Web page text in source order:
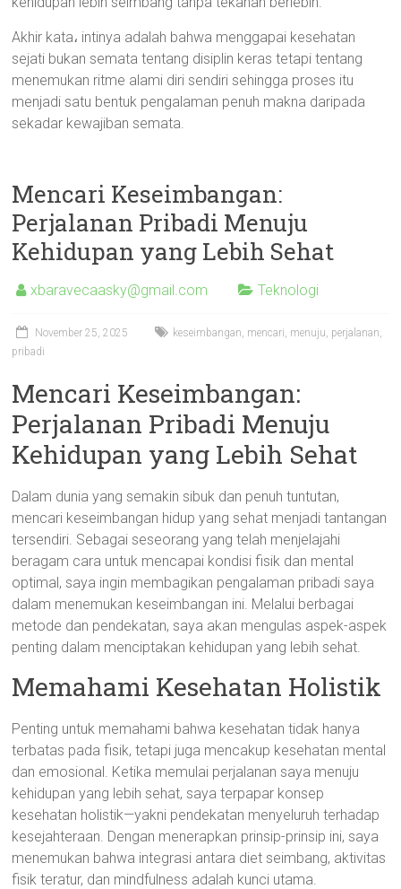
Akhir kata، intinya adalah bahwa menggapai kesehatan
sejati bukan semata tentang disiplin keras tetapi tentang
menemukan ritme alami diri sendiri sehingga proses itu
menjadi satu bentuk pengalaman penuh makna daripada
sekadar kewajiban semata.
Mencari Keseimbangan:
Perjalanan Pribadi Menuju
Kehidupan yang Lebih Sehat
xbaravecaasky@gmail.com Teknologi
November 25, 2025 keseimbangan, mencari, menuju, perjalanan,
pribadi
Mencari Keseimbangan:
Perjalanan Pribadi Menuju
Kehidupan yang Lebih Sehat
Dalam dunia yang semakin sibuk dan penuh tuntutan,
mencari keseimbangan hidup yang sehat menjadi tantangan
tersendiri. Sebagai seseorang yang telah menjelajahi
beragam cara untuk mencapai kondisi fisik dan mental
optimal, saya ingin membagikan pengalaman pribadi saya
dalam menemukan keseimbangan ini. Melalui berbagai
metode dan pendekatan, saya akan mengulas aspek-aspek
penting dalam menciptakan kehidupan yang lebih sehat.
Memahami Kesehatan Holistik
Penting untuk memahami bahwa kesehatan tidak hanya
terbatas pada fisik, tetapi juga mencakup kesehatan mental
dan emosional. Ketika memulai perjalanan saya menuju
kehidupan yang lebih sehat, saya terpapar konsep
kesehatan holistik—yakni pendekatan menyeluruh terhadap
kesejahteraan. Dengan menerapkan prinsip-prinsip ini, saya
menemukan bahwa integrasi antara diet seimbang, aktivitas
fisik teratur, dan mindfulness adalah kunci utama.